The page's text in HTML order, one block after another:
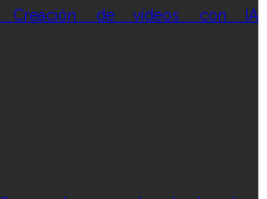
Creación de vídeos con IA